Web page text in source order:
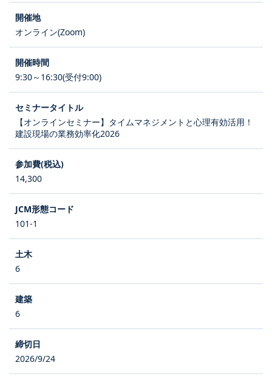
オンライン(Zoom)
9:30～16:30(受付9:00)
【オンラインセミナー】タイムマネジメントと心理有効活用！
建設現場の業務効率化2026
14,300
101-1
6
6
2026/9/24